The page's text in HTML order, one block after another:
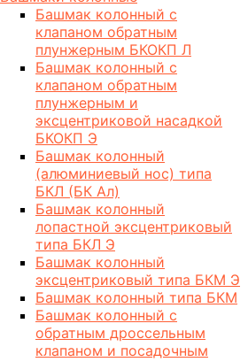
Башмак колонный с
клапаном обратным
плунжерным БКОКП Л
Башмак колонный с
клапаном обратным
плунжерным и
эксцентриковой насадкой
БКОКП Э
Башмак колонный
(алюминиевый нос) типа
БКЛ (БК Ал)
Башмак колонный
лопастной эксцентриковый
типа БКЛ Э
Башмак колонный
эксцентриковый типа БКМ Э
Башмак колонный типа БКМ
Башмак колонный с
обратным дроссельным
клапаном и посадочным